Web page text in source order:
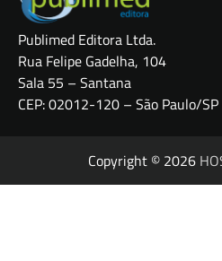
Publimed Editora Ltda.
Rua Felipe Gadelha, 104
Sala 55 – Santana
CEP: 02012-120 – São Paulo/SP
Copyright © 2026